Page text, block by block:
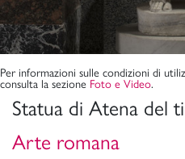
Statua di Atena del
Arte romana
Per informazioni sulle condizioni di
consulta la sezione Foto e Video.